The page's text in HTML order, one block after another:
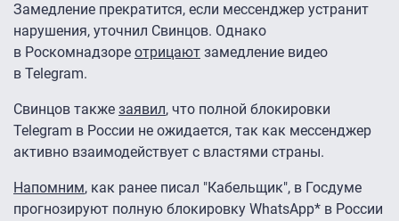
Замедление прекратится, если мессенджер устранит
нарушения, уточнил Свинцов. Однако
в Роскомнадзоре отрицают замедление видео
в Telegram.
Свинцов также заявил, что полной блокировки
Telegram в России не ожидается, так как мессенджер
активно взаимодействует с властями страны.
Напомним, как ранее писал "Кабельщик", в Госдуме
прогнозируют полную блокировку WhatsApp* в России